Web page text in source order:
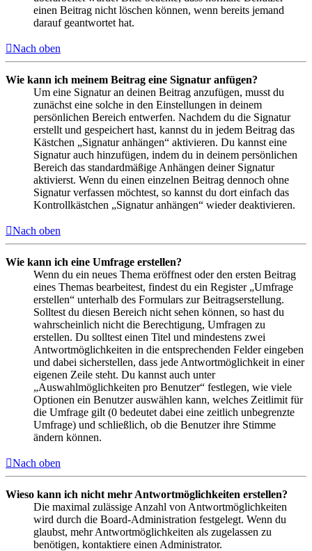
einen Beitrag nicht löschen können, wenn bereits jemand
darauf geantwortet hat.
Nach oben
Wie kann ich meinem Beitrag eine Signatur anfügen?
Um eine Signatur an deinen Beitrag anzufügen, musst du
zunächst eine solche in den Einstellungen in deinem
persönlichen Bereich entwerfen. Nachdem du die Signatur
erstellt und gespeichert hast, kannst du in jedem Beitrag das
Kästchen „Signatur anhängen“ aktivieren. Du kannst eine
Signatur auch hinzufügen, indem du in deinem persönlichen
Bereich das standardmäßige Anhängen deiner Signatur
aktivierst. Wenn du einen einzelnen Beitrag dennoch ohne
Signatur verfassen möchtest, so kannst du dort einfach das
Kontrollkästchen „Signatur anhängen“ wieder deaktivieren.
Nach oben
Wie kann ich eine Umfrage erstellen?
Wenn du ein neues Thema eröffnest oder den ersten Beitrag
eines Themas bearbeitest, findest du ein Register „Umfrage
erstellen“ unterhalb des Formulars zur Beitragserstellung.
Solltest du diesen Bereich nicht sehen können, so hast du
wahrscheinlich nicht die Berechtigung, Umfragen zu
erstellen. Du solltest einen Titel und mindestens zwei
Antwortmöglichkeiten in die entsprechenden Felder eingeben
und dabei sicherstellen, dass jede Antwortmöglichkeit in einer
eigenen Zeile steht. Du kannst auch unter
„Auswahlmöglichkeiten pro Benutzer“ festlegen, wie viele
Optionen ein Benutzer auswählen kann, welches Zeitlimit für
die Umfrage gilt (0 bedeutet dabei eine zeitlich unbegrenzte
Umfrage) und schließlich, ob die Benutzer ihre Stimme
ändern können.
Nach oben
Wieso kann ich nicht mehr Antwortmöglichkeiten erstellen?
Die maximal zulässige Anzahl von Antwortmöglichkeiten
wird durch die Board-Administration festgelegt. Wenn du
glaubst, mehr Antwortmöglichkeiten als zugelassen zu
benötigen, kontaktiere einen Administrator.